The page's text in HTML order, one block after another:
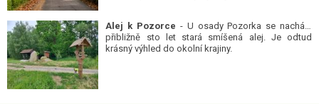
Alej k Pozorce - U osady Pozorka se nachází
přibližně sto let stará smíšená alej. Je odtud
krásný výhled do okolní krajiny.